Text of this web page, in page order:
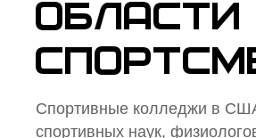
Спортивные колледжи в
спортивных наук,